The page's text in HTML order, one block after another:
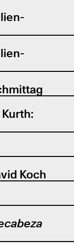
Koch